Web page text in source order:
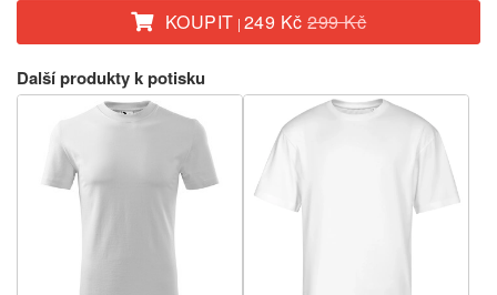
KOUPIT | 249 Kč299 Kč
Další produkty k potisku